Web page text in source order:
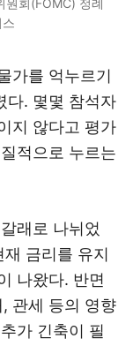
원회(FOMC) 정례
가를 억누르기
다. 몇몇 참석자
지 않다고 평가
적으로 누르는
래로 나뉘었
금리를 유지
나왔다. 반면
관세 등의 영향
가 긴축이 필